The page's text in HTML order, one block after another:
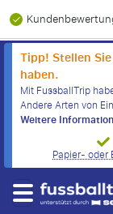
Tipp! Stellen
haben.
Mit FussballTrip
Andere Arten von
Weitere
Papier- oder